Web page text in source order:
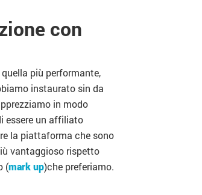
con
più performante,
instaurato sin da
in modo
essere un affiliato
la piattaforma che sono
vantaggioso rispetto
(mark up)che preferiamo.